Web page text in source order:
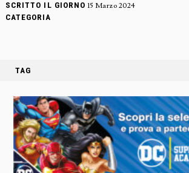
SCRITTO IL GIORNO 15 Marzo 2024
CATEGORIA
TAG